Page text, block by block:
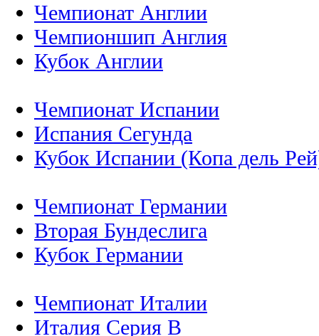
Чемпионат Англии
Чемпионшип Англия
Кубок Англии
Чемпионат Испании
Испания Сегунда
Кубок Испании (Копа дель
Чемпионат Германии
Вторая Бундеслига
Кубок Германии
Чемпионат Италии
Италия Серия B